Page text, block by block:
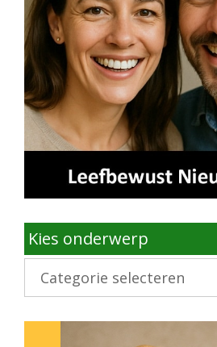
Kies onderwerp
Kies
onderwerp